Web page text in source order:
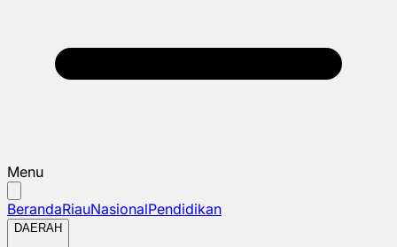
Menu
BerandaRiauNasionalPendidikan
DAERAH